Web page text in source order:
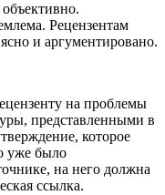
Рецензентам
и аргументировано.
на проблемы
представленными в
которое
уже было
на него должна
ссылка.